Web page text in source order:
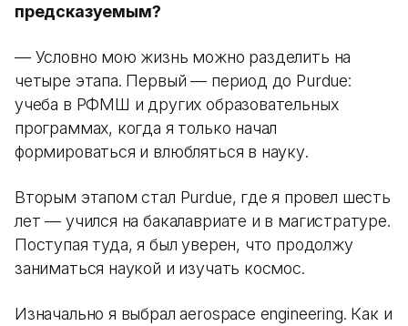
предсказуемым?
— Условно мою жизнь можно разделить на
четыре этапа. Первый — период до Purdue:
учеба в РФМШ и других образовательных
программах, когда я только начал
формироваться и влюбляться в науку.
Вторым этапом стал Purdue, где я провел шесть
лет — учился на бакалавриате и в магистратуре.
Поступая туда, я был уверен, что продолжу
заниматься наукой и изучать космос.
Изначально я выбрал aerospace engineering. Как и